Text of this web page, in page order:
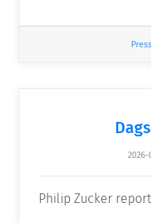
2026-
Philip Zucker